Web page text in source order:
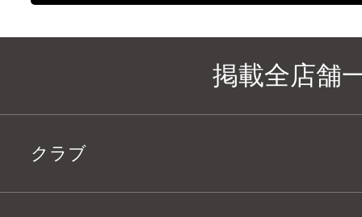
掲載全店舗
クラブ